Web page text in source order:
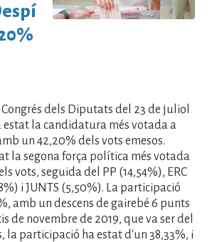
Congrés dels Diputats del 23 de juliol
estat la candidatura més votada a
un 42,20% dels vots emesos.
la segona força política més votada
vots, seguida del PP (14,54%), ERC
i JUNTS (5,50%). La participació
amb un descens de gairebé 6 punts
de novembre de 2019, que va ser del
la participació ha estat d'un 38,33%, i